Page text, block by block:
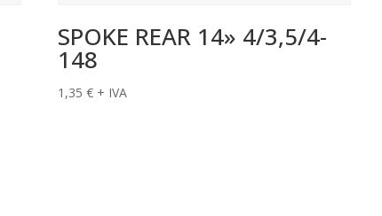
SPOKE REAR 14» 4/3,5/4-
148
1,35 € + IVA